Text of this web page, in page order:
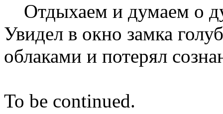
Отдыхаем и думаем о
Увидел в окно замка
облаками и потерял
To be continued.